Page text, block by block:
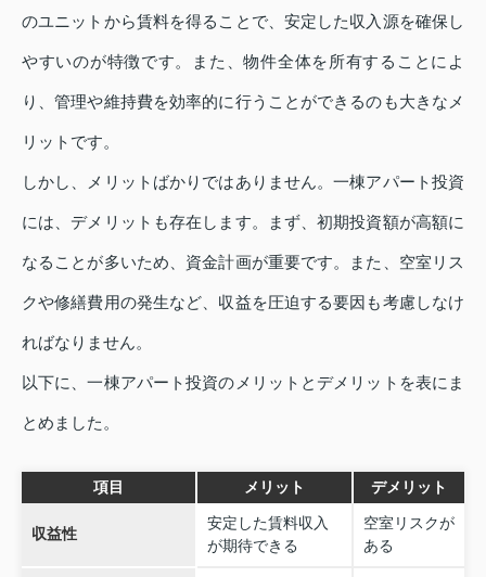
のユニットから賃料を得ることで、安定した収入源を確保し
やすいのが特徴です。また、物件全体を所有することによ
り、管理や維持費を効率的に行うことができるのも大きなメ
リットです。
しかし、メリットばかりではありません。一棟アパート投資
には、デメリットも存在します。まず、初期投資額が高額に
なることが多いため、資金計画が重要です。また、空室リス
クや修繕費用の発生など、収益を圧迫する要因も考慮しなけ
ればなりません。
以下に、一棟アパート投資のメリットとデメリットを表にま
とめました。
項目 メリット デメリット
収益性
安定した賃料収入
が期待できる
空室リスクが
ある